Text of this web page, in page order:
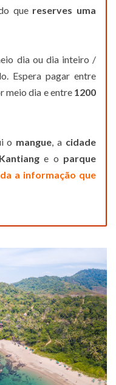
que reserves uma
dia ou dia inteiro /
Espera pagar entre
meio dia e entre 1200
o mangue , a cidade
e o parque
a informação que